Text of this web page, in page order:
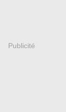
Publicité